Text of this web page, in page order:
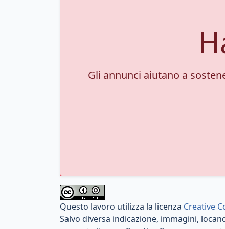
Gli annunci aiutano a
Questo lavoro utilizza la licenza Creative
Salvo diversa indicazione, immagini,